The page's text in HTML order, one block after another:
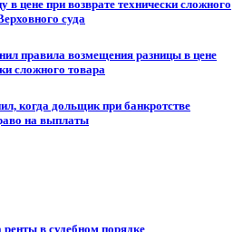
в цене при возврате технически сложного
суда
правила возмещения разницы в цене
сложного товара
когда дольщик при банкротстве
на выплаты
в судебном порядке